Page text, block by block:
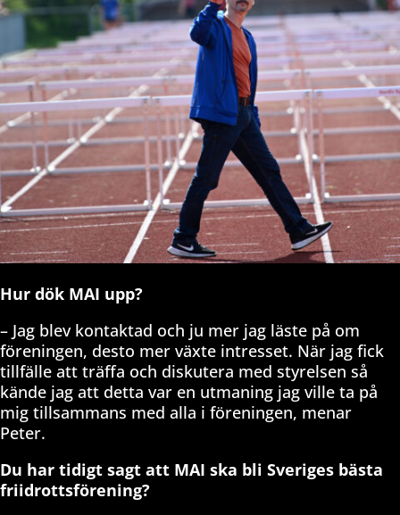
Hur dök MAI upp?
– Jag blev kontaktad och ju mer jag läste på om
föreningen, desto mer växte intresset. När jag fick
tillfälle att träffa och diskutera med styrelsen så
kände jag att detta var en utmaning jag ville ta på
mig tillsammans med alla i föreningen, menar
Peter.
Du har tidigt sagt att MAI ska bli Sveriges bästa
friidrottsförening?